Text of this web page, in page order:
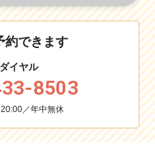
約できます
イヤル
8503
／年中無休